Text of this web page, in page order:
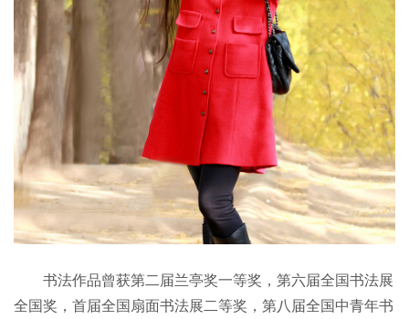
书法作品曾获第二届兰亭奖一等奖，第六届全国书法展
全国奖，首届全国扇面书法展二等奖，第八届全国中青年书